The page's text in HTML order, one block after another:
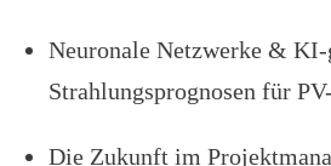
Neuronale Netzwerke & KI-
Strahlungsprognosen für
Die Zukunft im